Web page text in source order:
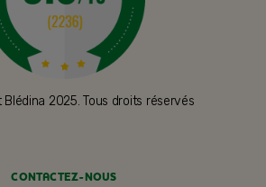
2025. Tous droits réservés
CONTACTEZ-NOUS